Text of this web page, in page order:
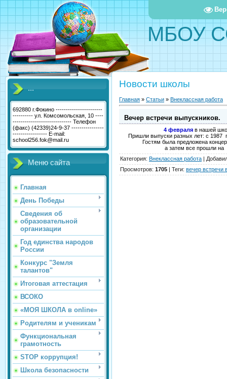
МБОУ
...
692880 г.Фокино -----------------------
---------- ул. Комсомольская, 10 ----
----------------------------- Телефон
(факс) (42339)24-9-37 ----------------
----------------- E-mail:
school256.fok@mail.ru
Меню сайта
Главная
День Победы
Сведения об
образовательной
организации
Год единства народов
России
Конкурс "Земля
талантов"
Итоговая аттестация
ВСОКО
«МОЯ ШКОЛА в online»
Родителям и ученикам
Функциональная
грамотность
STOP коррупция!
Школа безопасности
Новости школы
Главная » Статьи » Внеклассная работа
Вечер встречи выпускников.
4 февраля в нашей
Пришли выпуски разных лет: с 1987
Гостям была предложена
а затем все прошли
Категория: Внеклассная работа |
Просмотров: 1705 | Теги: вечер встречи